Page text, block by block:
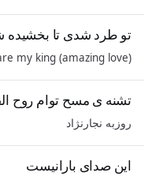
تو طرد شدی تا بخشیده
my king (amazing love)
تشنه ی مسح توام روح
روزبه نجارنژاد
این صدای بارانیست